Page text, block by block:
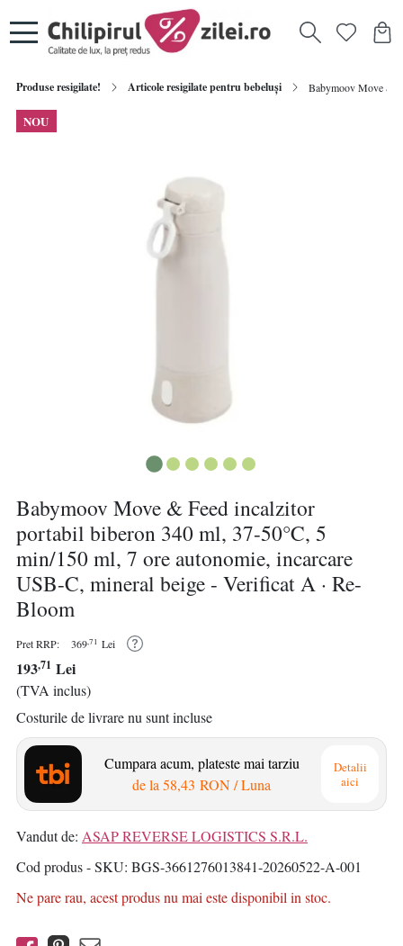
Produse resigilate! Articole resigilate pentru bebeluși Babymoov Move &
NOU
Babymoov Move & Feed incalzitor
portabil biberon 340 ml, 37-50°C, 5
min/150 ml, 7 ore autonomie, incarcare
USB-C, mineral beige - Verificat A · Re-
Bloom
Pret RRP: 369,71 Lei
193,71 Lei
(TVA inclus)
Costurile de livrare nu sunt incluse
Cumpara acum, plateste mai tarziu
de la 58,43 RON/ Luna
Detalii
aici
Vandut de: ASAP REVERSE LOGISTICS S.R.L.
Cod produs - SKU BGS-3661276013841-20260522-A-001
Ne pare rau, acest produs nu mai este disponibil in stoc.